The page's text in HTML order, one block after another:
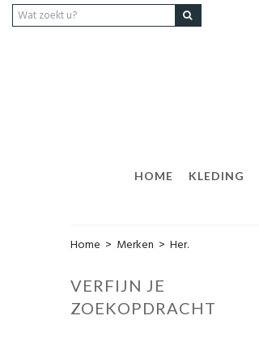
HOME KLEDING
Home > Merken > Her.
VERFIJN JE
ZOEKOPDRACHT